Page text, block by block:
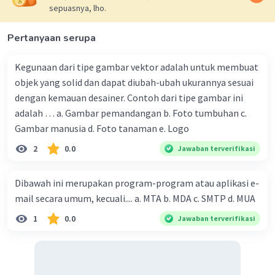
31 Maret 2024 07:13
aplikasi yang dijalankan oleh Susanti, kita perlu
menghitung waktu yang diperlukan oleh setiap
aplikasi untuk menyelesaikan prosesnya serta
waktu eksekusi total dari semua proses.
Waktu proses untuk setiap aplikasi (P1, P2,
detik.
Quantum time (q) : 5 detik.
Kita akan menggunakan algoritma Round Robin,
sepuasnya, lho.
Pertanyaan serupa
Kegunaan dari tipe gambar vektor adalah untuk membuat
objek yang solid dan dapat diubah-ubah ukurannya sesuai
dengan kemauan desainer. Contoh dari tipe gambar ini
adalah … a. Gambar pemandangan b. Foto tumbuhan c.
Gambar manusia d. Foto tanaman e. Logo
2 0.0 Jawaban terverifikasi
Dibawah ini merupakan program-program atau aplikasi e-
mail secara umum, kecuali.... a. MTA b. MDA c. SMTP d. MUA
1 0.0 Jawaban terverifikasi